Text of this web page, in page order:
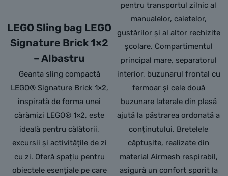
LEGO Sling bag LEGO
Signature Brick 1×2
– Albastru
Geanta sling compactă
LEGO® Signature Brick 1×2,
inspirată de forma unei
cărămizi LEGO® 1×2, este
ideală pentru călătorii,
excursii și activitățile de zi
cu zi. Oferă spațiu pentru
obiectele esențiale pe care
pentru transportul zilnic al
manualelor, caietelor,
gustărilor și al altor rechizite
școlare. Compartimentul
principal mare, separatorul
interior, buzunarul frontal cu
fermoar și cele două
buzunare laterale din plasă
ajută la păstrarea ordonată a
conținutului. Bretelele
căptușite, realizate din
material Airmesh respirabil,
asigură un confort sporit la